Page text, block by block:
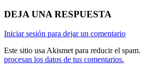
DEJA UNA RESPUESTA
Iniciar sesión para dejar un comentario
Este sitio usa Akismet para reducir el spam.
procesan los datos de tus comentarios.